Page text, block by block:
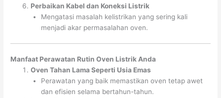
Perbaikan Kabel dan Koneksi Listrik
Mengatasi masalah kelistrikan yang sering kali
menjadi akar permasalahan oven.
Manfaat Perawatan Rutin Oven Listrik Anda
Oven Tahan Lama Seperti Usia Emas
Perawatan yang baik memastikan oven tetap awet
dan efisien selama bertahun-tahun.